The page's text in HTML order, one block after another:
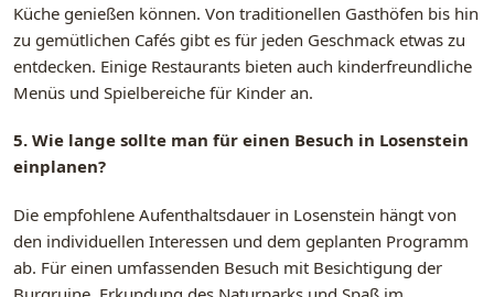
Küche genießen können. Von traditionellen Gasthöfen bis hin
zu gemütlichen Cafés gibt es für jeden Geschmack etwas zu
entdecken. Einige Restaurants bieten auch kinderfreundliche
Menüs und Spielbereiche für Kinder an.
5. Wie lange sollte man für einen Besuch in Losenstein
einplanen?
Die empfohlene Aufenthaltsdauer in Losenstein hängt von
den individuellen Interessen und dem geplanten Programm
ab. Für einen umfassenden Besuch mit Besichtigung der